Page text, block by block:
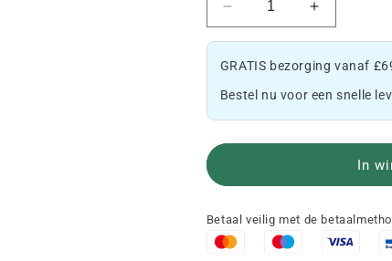
Verlaag
de
van
het
🎁
Verhoog
het
Goodies
Packs
GRATIS bezorging vanaf
Bestel nu voor een snelle
In
Betaal veilig met de